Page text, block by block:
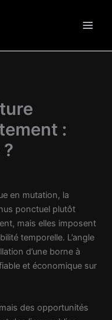
:
en mutation, la
ponctuel plutôt
mais elles imposent
temporelle. L’angle
d’une borne à
et économique sur
des opportunités